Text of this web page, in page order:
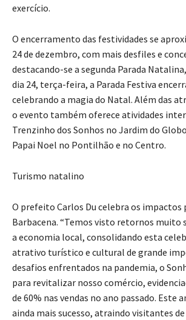
exercício.
O encerramento das festividades se
24 de dezembro, com mais desfiles e
destacando-se a segunda Parada
dia 24, terça-feira, a Parada Festiva
celebrando a magia do Natal. Além das
o evento também oferece atividades
Trenzinho dos Sonhos no Jardim do
Papai Noel no Pontilhão e no Centro.
Turismo natalino
O prefeito Carlos Du celebra os impactos
Barbacena. “Temos visto retornos muito
a economia local, consolidando esta
atrativo turístico e cultural de grande
desafios enfrentados na pandemia, o
para revitalizar nosso comércio,
de 60% nas vendas no ano passado. Este
ainda mais sucesso, atraindo visitantes